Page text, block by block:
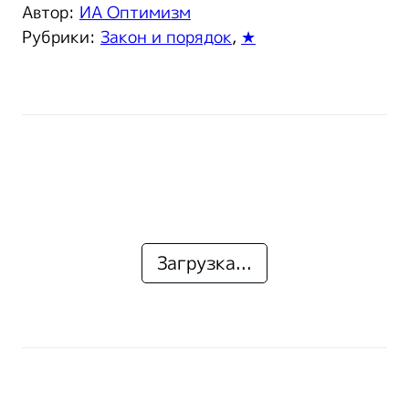
Автор: ИА Оптимизм
Рубрики: Закон и порядок, ★
Загрузка...